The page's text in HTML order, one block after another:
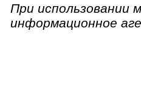
При использовании
информационное